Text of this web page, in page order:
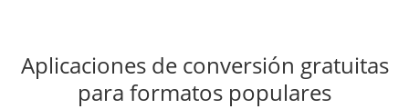
Aplicaciones de conversión gratuitas
para formatos populares